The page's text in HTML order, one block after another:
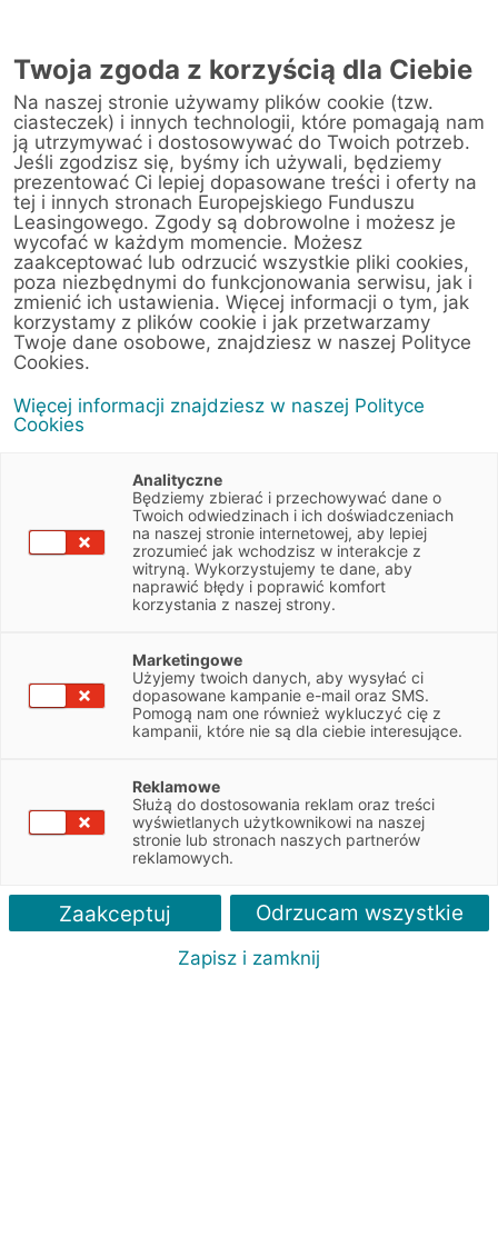
Warsztat
Strona główna/ Obsługa klienta/Centrum Likwidacji Szkód
Autoreduta Sp. z o.o. Sp. k.
< Powrót do listy placówek
Autoreduta Sp. z o.o.
Sp. k.
ul. Karuzela 1
02-962 Warszawa
1181947091
Obsługiwane pojazdy:
Osobowe, Dostawcze
Mercedes, BMW, Mini, Porsche, Audi, Bentley, Jaguar,
Land Rover
Mercedes
Wyznacz trasę
Twoja zgoda z korzyścią dla Ciebie
Na naszej stronie używamy plików cookie (tzw.
ciasteczek) i innych technologii, które pomagają nam
ją utrzymywać i dostosowywać do Twoich potrzeb.
Jeśli zgodzisz się, byśmy ich używali, będziemy
prezentować Ci lepiej dopasowane treści i oferty na
tej i innych stronach Europejskiego Funduszu
Leasingowego. Zgody są dobrowolne i możesz je
wycofać w każdym momencie. Możesz
zaakceptować lub odrzucić wszystkie pliki cookies,
poza niezbędnymi do funkcjonowania serwisu, jak i
zmienić ich ustawienia. Więcej informacji o tym, jak
korzystamy z plików cookie i jak przetwarzamy
Twoje dane osobowe, znajdziesz w naszej Polityce
Cookies.
Więcej informacji znajdziesz w naszej Polityce
Cookies
Analityczne
Będziemy zbierać i przechowywać dane o
Twoich odwiedzinach i ich doświadczeniach
na naszej stronie internetowej, aby lepiej
zrozumieć jak wchodzisz w interakcje z
witryną. Wykorzystujemy te dane, aby
naprawić błędy i poprawić komfort
korzystania z naszej strony.
Marketingowe
Użyjemy twoich danych, aby wysyłać ci
dopasowane kampanie e-mail oraz SMS.
Pomogą nam one również wykluczyć cię z
kampanii, które nie są dla ciebie interesujące.
Reklamowe
Służą do dostosowania reklam oraz treści
wyświetlanych użytkownikowi na naszej
stronie lub stronach naszych partnerów
reklamowych.
Zaakceptuj Odrzucam wszystkie
Zapisz i zamknij